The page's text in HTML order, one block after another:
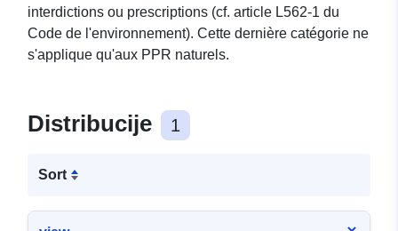
interdictions ou prescriptions (cf. article L562-1 du
Code de l'environnement). Cette dernière catégorie ne
s'applique qu'aux PPR naturels.
Distribucije 1
Sort